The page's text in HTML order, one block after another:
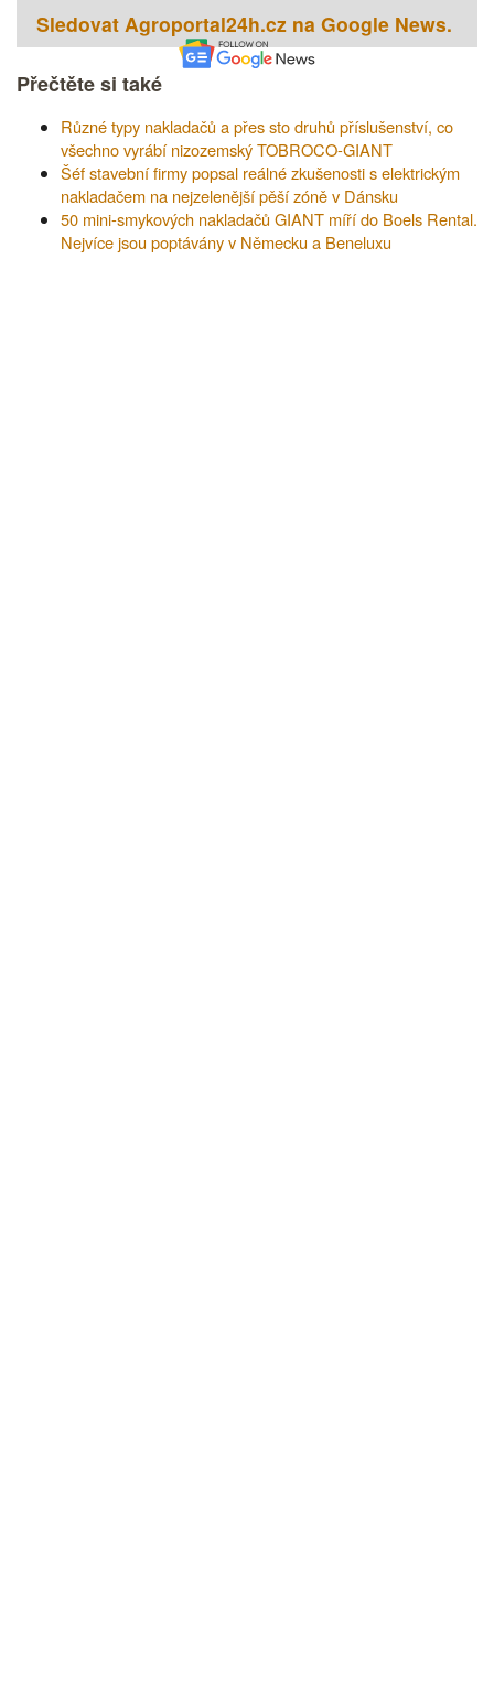
Sledovat Agroportal24h.cz na Google News.
Přečtěte si také
Různé typy nakladačů a přes sto druhů příslušenství, co
všechno vyrábí nizozemský TOBROCO-GIANT
Šéf stavební firmy popsal reálné zkušenosti s elektrickým
nakladačem na nejzelenější pěší zóně v Dánsku
50 mini-smykových nakladačů GIANT míří do Boels Rental.
Nejvíce jsou poptávány v Německu a Beneluxu